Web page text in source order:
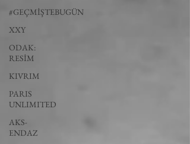
#GEÇMİŞTEBUGÜN
XXY
ODAK:
RESİM
KIVRIM
PARIS
UNLIMITED
AKS-
ENDAZ